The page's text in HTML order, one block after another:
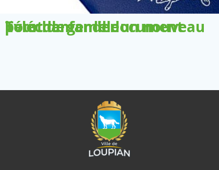
Télécharger le document pour demander un nouveau livret de famille